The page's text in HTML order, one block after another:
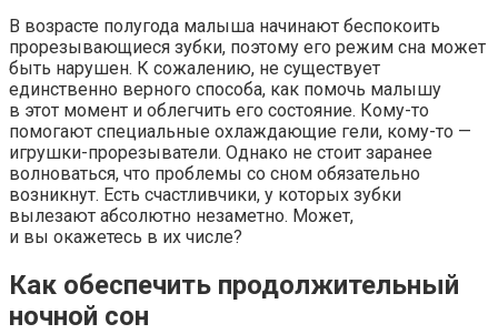
В возрасте полугода малыша начинают беспокоить
прорезывающиеся зубки, поэтому его режим сна может
быть нарушен. К сожалению, не существует
единственно верного способа, как помочь малышу
в этот момент и облегчить его состояние. Кому-то
помогают специальные охлаждающие гели, кому-то —
игрушки-прорезыватели. Однако не стоит заранее
волноваться, что проблемы со сном обязательно
возникнут. Есть счастливчики, у которых зубки
вылезают абсолютно незаметно. Может,
и вы окажетесь в их числе?
Как обеспечить продолжительный
ночной сон